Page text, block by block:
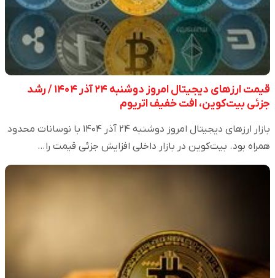
قیمت ارز‌های دیجیتال امروز دوشنبه ۲۴ آذر ۱۴۰۴ / رشد
جزئی بیت‌کوین، افت خفیف اتریوم
بازار ارزهای دیجیتال امروز دوشنبه ۲۴ آذر ۱۴۰۴ با نوسانات محدود
همراه بود. بیت‌کوین در بازار داخلی افزایش جزئی قیمت را…